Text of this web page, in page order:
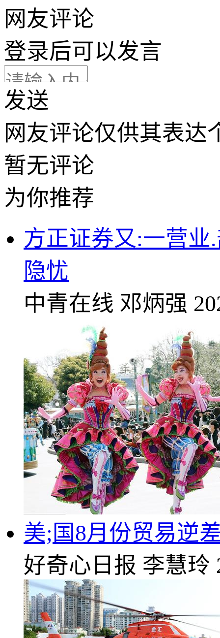
网友评论
登录后可以发言
发送
网友评论仅供其表达
暂无评论
为你推荐
方正证券又:一营
隐忧
中青在线 邓炳强
美;国8月份贸易逆
好奇心日报 李慧玲